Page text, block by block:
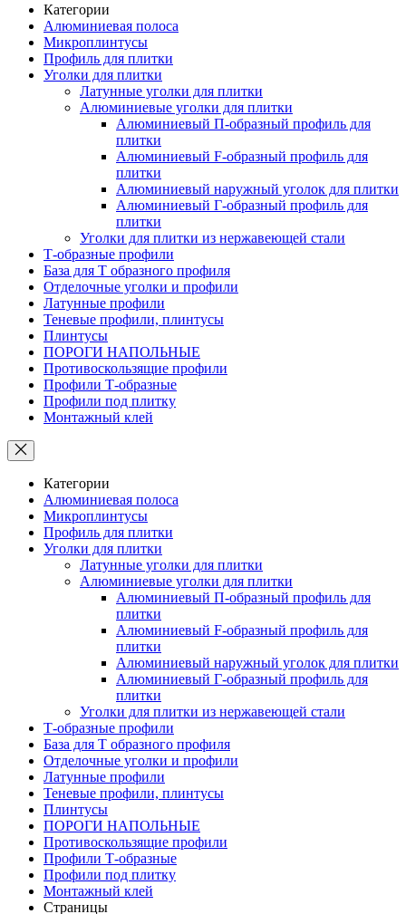
Категории
Алюминиевая полоса
Микроплинтусы
Профиль для плитки
Уголки для плитки
Латунные уголки для плитки
Алюминиевые уголки для плитки
Алюминиевый П-образный профиль для
плитки
Алюминиевый F-образный профиль для
плитки
Алюминиевый наружный уголок для плитки
Алюминиевый Г-образный профиль для
плитки
Уголки для плитки из нержавеющей стали
Т-образные профили
База для Т образного профиля
Отделочные уголки и профили
Латунные профили
Теневые профили, плинтусы
Плинтусы
ПОРОГИ НАПОЛЬНЫЕ
Противоскользящие профили
Профили Т-образные
Профили под плитку
Монтажный клей
Категории
Алюминиевая полоса
Микроплинтусы
Профиль для плитки
Уголки для плитки
Латунные уголки для плитки
Алюминиевые уголки для плитки
Алюминиевый П-образный профиль для
плитки
Алюминиевый F-образный профиль для
плитки
Алюминиевый наружный уголок для плитки
Алюминиевый Г-образный профиль для
плитки
Уголки для плитки из нержавеющей стали
Т-образные профили
База для Т образного профиля
Отделочные уголки и профили
Латунные профили
Теневые профили, плинтусы
Плинтусы
ПОРОГИ НАПОЛЬНЫЕ
Противоскользящие профили
Профили Т-образные
Профили под плитку
Монтажный клей
Страницы